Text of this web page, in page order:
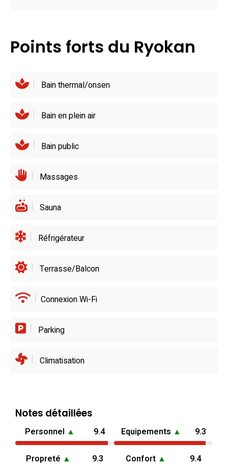
facilite l’exploration des charmes culturels de la région.
Points forts du Ryokan
Bain thermal/onsen
Bain en plein air
Bain public
Massages
Sauna
Réfrigérateur
Terrasse/Balcon
Connexion Wi-Fi
Parking
Climatisation
Notes détaillées
Personnel ▲ 9.4 Equipements ▲ 9.3
Propreté ▲ 9.3 Confort ▲ 9.4